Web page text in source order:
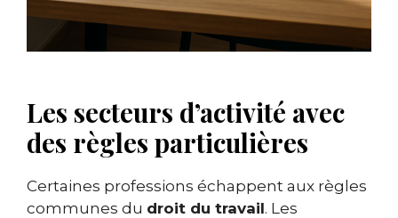
Les secteurs d’activité avec
des règles particulières
Certaines professions échappent aux règles
communes du droit du travail. Les